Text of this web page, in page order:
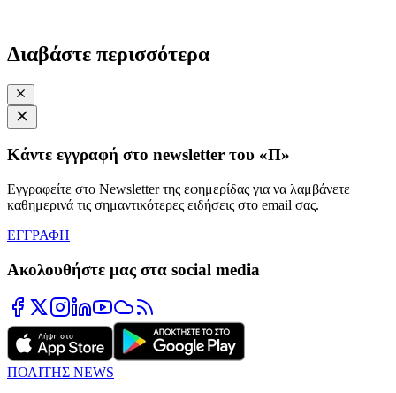
Διαβάστε περισσότερα
Κάντε εγγραφή στο newsletter του «Π»
Εγγραφείτε στο Newsletter της εφημερίδας για να λαμβάνετε
καθημερινά τις σημαντικότερες ειδήσεις στο email σας.
ΕΓΓΡΑΦΗ
Ακολουθήστε μας στα social media
ΠΟΛΙΤΗΣ NEWS